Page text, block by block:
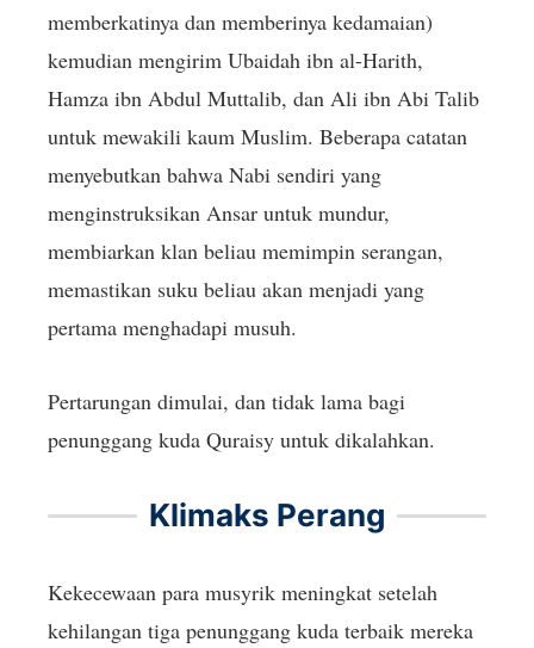
memberkatinya dan memberinya kedamaian)
kemudian mengirim Ubaidah ibn al-Harith,
Hamza ibn Abdul Muttalib, dan Ali ibn Abi Talib
untuk mewakili kaum Muslim. Beberapa catatan
menyebutkan bahwa Nabi sendiri yang
menginstruksikan Ansar untuk mundur,
membiarkan klan beliau memimpin serangan,
memastikan suku beliau akan menjadi yang
pertama menghadapi musuh.
Pertarungan dimulai, dan tidak lama bagi
penunggang kuda Quraisy untuk dikalahkan.
Klimaks Perang
Kekecewaan para musyrik meningkat setelah
kehilangan tiga penunggang kuda terbaik mereka